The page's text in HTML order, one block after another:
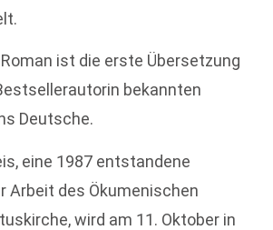
ist die erste Übersetzung
bekannten
Deutsche.
eine 1987 entstandene
Arbeit des Ökumenischen
wird am 11. Oktober in